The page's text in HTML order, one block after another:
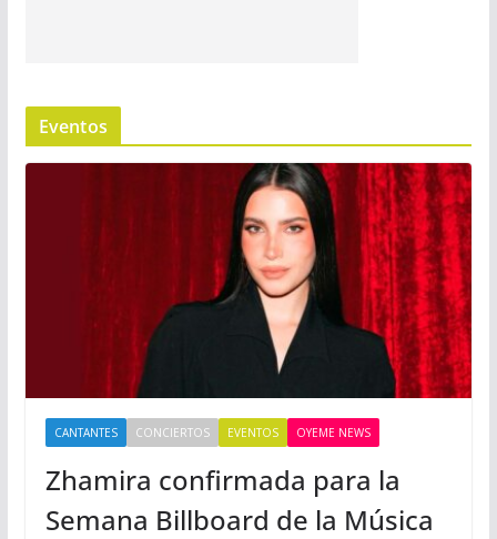
Eventos
CANTANTES CONCIERTOS EVENTOS OYEME NEWS
Zhamira confirmada para la
Semana Billboard de la Música